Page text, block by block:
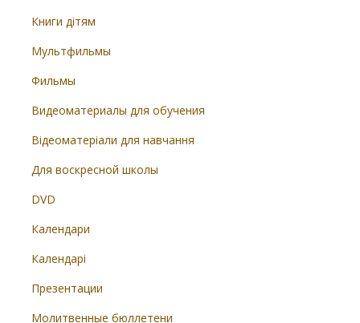
Книги дітям
Мультфильмы
Фильмы
Видеоматериалы для обучения
Відеоматеріали для навчання
Для воскресной школы
DVD
Календари
Календарі
Презентации
Молитвенные бюллетени